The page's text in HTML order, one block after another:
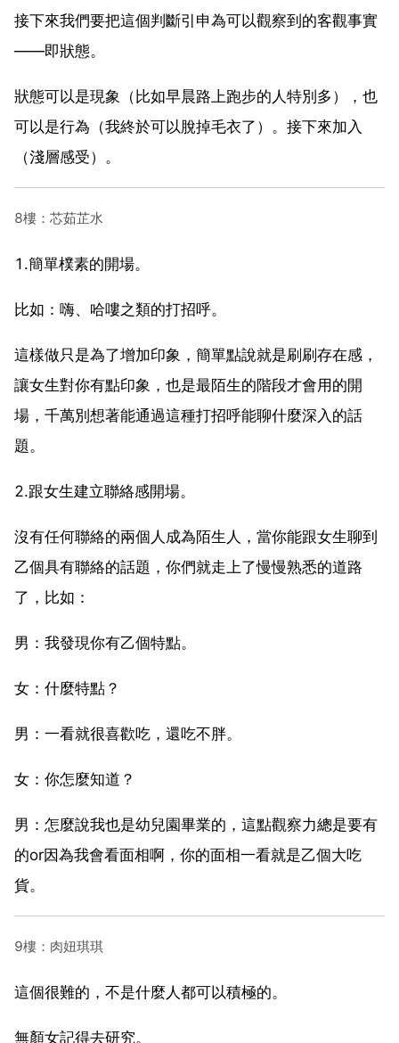
接下來我們要把這個判斷引申為可以觀察到的客觀事實
——即狀態。
狀態可以是現象（比如早晨路上跑步的人特別多），也
可以是行為（我終於可以脫掉毛衣了）。接下來加入
（淺層感受）。
8樓：芯茹芷水
1.簡單樸素的開場。
比如：嗨、哈嘍之類的打招呼。
這樣做只是為了增加印象，簡單點說就是刷刷存在感，
讓女生對你有點印象，也是最陌生的階段才會用的開
場，千萬別想著能通過這種打招呼能聊什麼深入的話
題。
2.跟女生建立聯絡感開場。
沒有任何聯絡的兩個人成為陌生人，當你能跟女生聊到
乙個具有聯絡的話題，你們就走上了慢慢熟悉的道路
了，比如：
男：我發現你有乙個特點。
女：什麼特點？
男：一看就很喜歡吃，還吃不胖。
女：你怎麼知道？
男：怎麼說我也是幼兒園畢業的，這點觀察力總是要有
的or因為我會看面相啊，你的面相一看就是乙個大吃
貨。
9樓：肉妞琪琪
這個很難的，不是什麼人都可以積極的。
無顏女記得去研究。